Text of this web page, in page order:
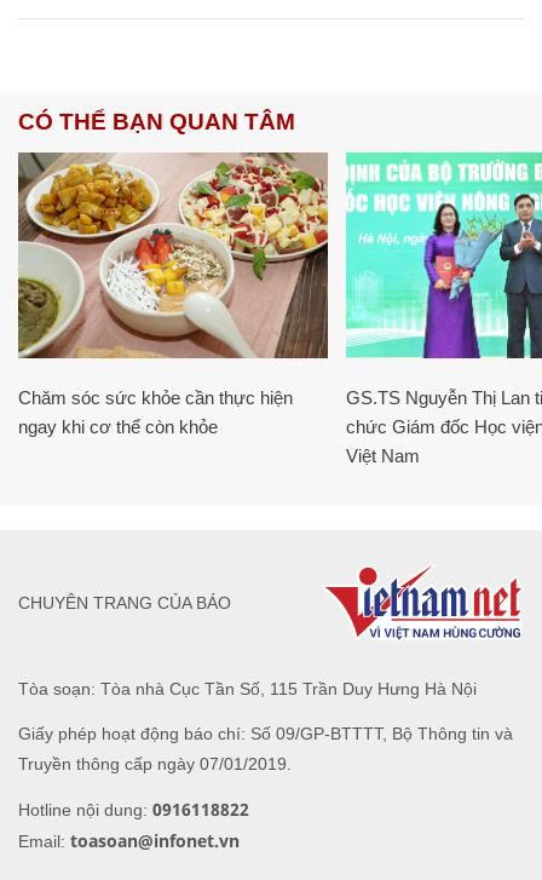
CÓ THỂ BẠN QUAN TÂM
Chăm sóc sức khỏe cần thực hiện
ngay khi cơ thể còn khỏe
GS.TS Nguyễn Thị Lan
chức Giám đốc Học
Việt Nam
Tòa soạn: Tòa nhà Cục Tần Số, 115 Trần Duy Hưng Hà Nội
Giấy phép hoạt động báo chí: Số 09/GP-BTTTT, Bộ Thông tin và
Truyền thông cấp ngày 07/01/2019.
Hotline nội dung: 0916118822
Email: toasoan@infonet.vn
CHUYÊN TRANG CỦA BÁO